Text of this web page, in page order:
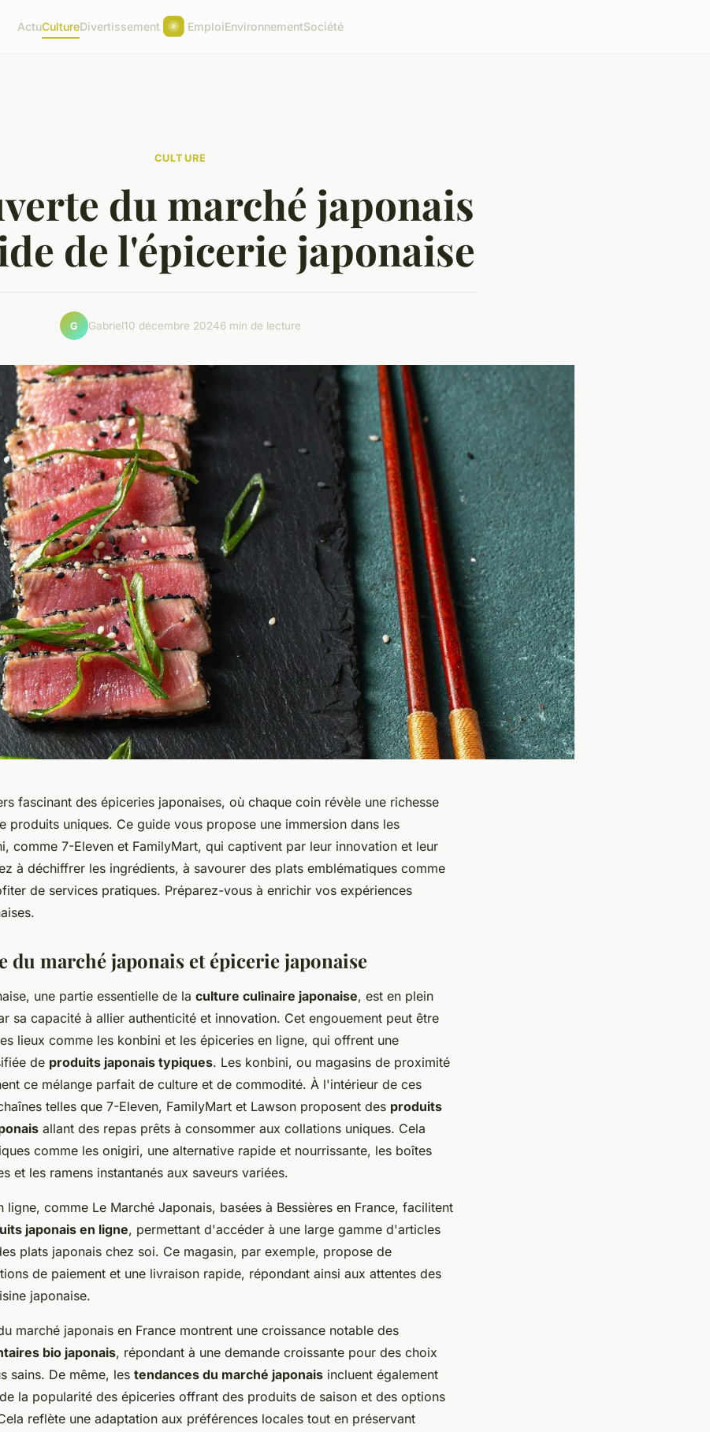
ActuCultureDivertissement EmploiEnvironnementSociété
CULTURE
du marché japonais
de l'épicerie japonaise
G Gabriel10 décembre 20246 min de lecture
fascinant des épiceries japonaises, où chaque coin révèle une richesse
produits uniques. Ce guide vous propose une immersion dans les
comme 7-Eleven et FamilyMart, qui captivent par leur innovation et leur
à déchiffrer les ingrédients, à savourer des plats emblématiques comme
de services pratiques. Préparez-vous à enrichir vos expériences
du marché japonais et épicerie japonaise
une partie essentielle de la culture culinaire japonaise, est en plein
sa capacité à allier authenticité et innovation. Cet engouement peut être
lieux comme les konbini et les épiceries en ligne, qui offrent une
de produits japonais typiques. Les konbini, ou magasins de proximité
ce mélange parfait de culture et de commodité. À l'intérieur de ces
telles que 7-Eleven, FamilyMart et Lawson proposent des produits
allant des repas prêts à consommer aux collations uniques. Cela
comme les onigiri, une alternative rapide et nourrissante, les boîtes
et les ramens instantanés aux saveurs variées.
ligne, comme Le Marché Japonais, basées à Bessières en France, facilitent
japonais en ligne, permettant d'accéder à une large gamme d'articles
plats japonais chez soi. Ce magasin, par exemple, propose de
de paiement et une livraison rapide, répondant ainsi aux attentes des
japonaise.
marché japonais en France montrent une croissance notable des
bio japonais, répondant à une demande croissante pour des choix
sains. De même, les tendances du marché japonais incluent également
la popularité des épiceries offrant des produits de saison et des options
reflète une adaptation aux préférences locales tout en préservant